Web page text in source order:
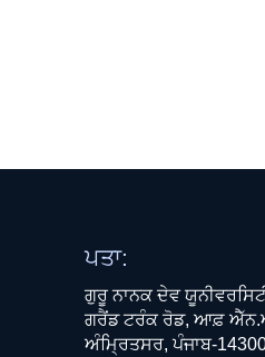
ਪਤਾ:
ਗੁਰੂ ਨਾਨਕ ਦੇਵ
ਗਰੈਂਡ ਟਰੰਕ ਰੋਡ, ਆਫ਼
ਅੰਮ੍ਰਿਤਸਰ, ਪੰਜਾਬ-